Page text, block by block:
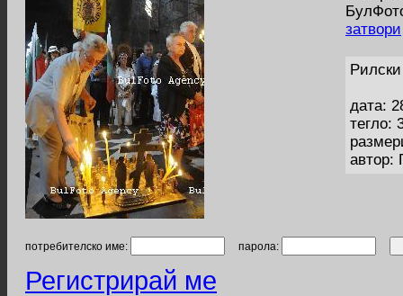
затвори
дата:
тегло:
автор:
потребителско име: парола:
Регистрирай ме